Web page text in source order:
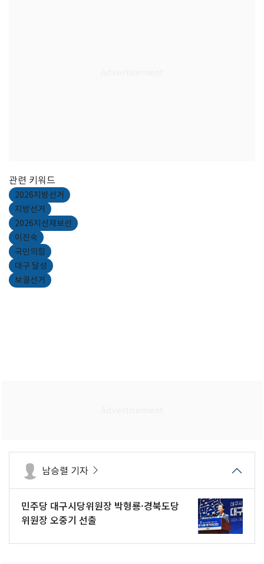
관련 키워드
2026지방선거
지방선거
2026지선재보선
이진숙
국민의힘
대구 달성
보궐선거
남승렬 기자
민주당 대구시당위원장 박형룡·경북도당
위원장 오중기 선출